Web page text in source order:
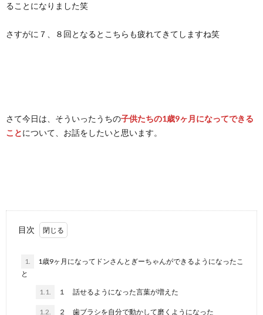
ることになりました笑
さすがに７、８回となるとこちらも疲れてきてしますね笑
さて今日は、そういったうちの子供たちの1歳9ヶ月になってできる
ことについて、お話をしたいと思います。
目次
1.
1歳9ヶ月になってドンさんとぎーちゃんができるようになったこ
と
1.1. １ 話せるようになった言葉が増えた
1.2. ２ 歯ブラシを自分で動かして磨くようになった